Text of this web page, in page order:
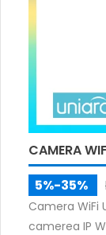
CAMERA
5%-35%
Camera WiFi
camerea IP